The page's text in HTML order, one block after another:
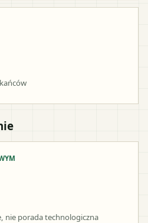
nie porada technologiczna